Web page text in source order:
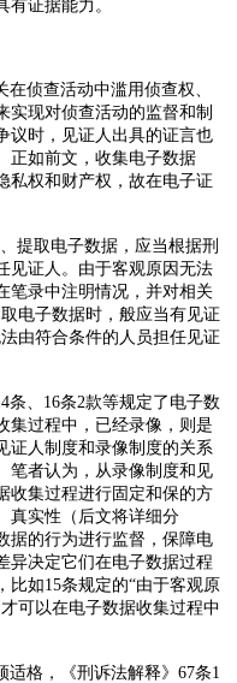
证据能力。
侦查活动中滥用侦查权、
实现对侦查活动的监督和制
议时，见证人出具的证言也
正如前文，收集电子数据
私权和财产权，故在电子证
提取电子数据，应当根据刑
见证人。由于客观原因无法
笔录中注明情况，并对相关
电子数据时，般应当有见证
由符合条件的人员担任见证
条、 16条2款等规定了电子数
集过程中，已经录像，则是
证人制度和录像制度的关系
笔者认为，从录像制度和见
收集过程进行固定和保的方
真实性（后文将详细分
据的行为进行监督，保障电
异决定它们在电子数据过程
比如15条规定的“由于客观原
可以在电子数据收集过程中
格，《刑诉法解释》 67条1